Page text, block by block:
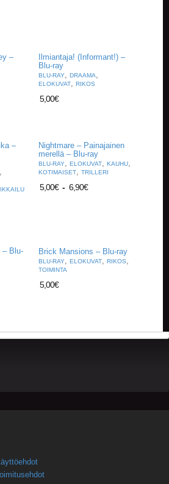
–
Ilmiantaja! (Informant!) –
Blu-ray
BLU-RAY, DRAAMA,
ELOKUVAT, RIKOS
5,00€
–
,
Nightmare – Painajainen
merellä – Blu-ray
BLU-RAY, ELOKUVAT, KAUHU,
KOTIMAISET, TRILLERI
5,00€ - 6,90€
– Blu-
Brick Mansions – Blu-ray
BLU-RAY, ELOKUVAT, RIKOS,
TOIMINTA
5,00€